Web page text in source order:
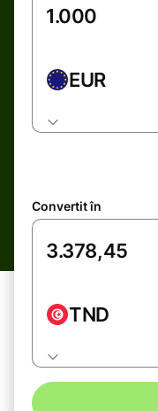
EUR
Convertit în
TND